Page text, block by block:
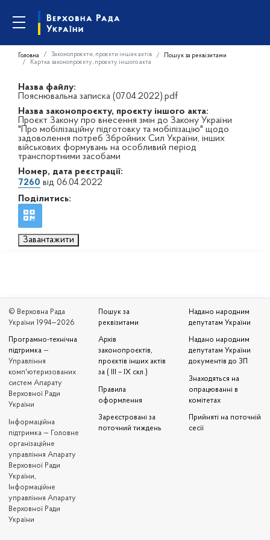
Головна Законопроєкти, проєкти інших актів
Пошук за реквізитами
Картка законопроєкту, проєкту іншого акта
Назва файлу:
Пояснювальна записка (07.04.2022).pdf
Назва законопроєкту, проєкту іншого акта:
Проєкт Закону про внесення змін до Закону України
"Про мобілізаційну підготовку та мобілізацію" щодо
задоволення потреб Збройних Сил України, інших
військових формувань на особливий період
транспортними засобами
Номер, дата реєстрації:
7260 від 06.04.2022
Поділитись:
Завантажити
© Верховна Рада
України 1994—2026
Програмно-технічна
підтримка —
Управління
комп'ютеризованих
систем Апарату
Верховної Ради
України
Iнформаційна
підтримка — Головне
організаційне
управління Апарату
Верховної Ради
України,
Інформаційне
управління Апарату
Верховної Ради
України
Пошук за
реквізитами
Архів
законопроєктів,
проєктів інших актів
за ( III – IX скл.)
Правила
оформлення
Зареєстровані за
поточний тиждень
Надано народним
депутатам України
Надано народним
депутатам України
документів до ЗП
Знаходяться на
опрацюванні в
комітетах
Прийняті на поточній
сесії